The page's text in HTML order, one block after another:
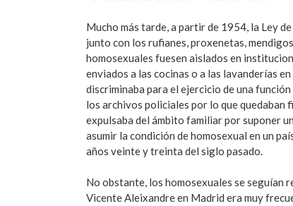
Mucho más tarde, a partir de 1954, la Ley
junto con los rufianes, proxenetas,
homosexuales fuesen aislados en
enviados a las cocinas o a las lavanderías
discriminaba para el ejercicio de una
los archivos policiales por lo que quedaban
expulsaba del ámbito familiar por suponer
asumir la condición de homosexual en un
años veinte y treinta del siglo pasado.
No obstante, los homosexuales se seguían
Vicente Aleixandre en Madrid era muy